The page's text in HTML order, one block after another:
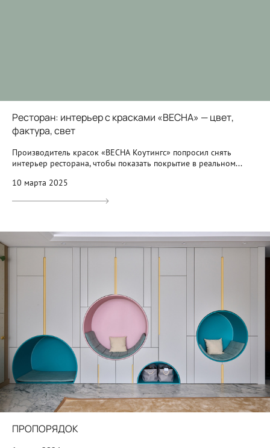
Ресторан: интерьер с красками «ВЕСНА» — цвет,
фактура, свет
Производитель красок «ВЕСНА Коутингс» попросил снять
интерьер ресторана, чтобы показать покрытие в реальном...
10 марта 2025
ПРОПОРЯДОК